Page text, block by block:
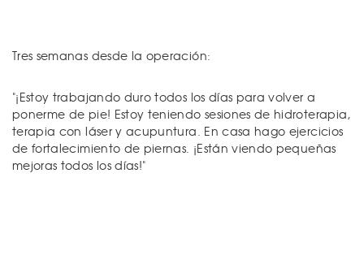
Tres semanas desde la operación:
"¡Estoy trabajando duro todos los días para volver a
ponerme de pie! Estoy teniendo sesiones de hidroterapia,
terapia con láser y acupuntura. En casa hago ejercicios
de fortalecimiento de piernas. ¡Están viendo pequeñas
mejoras todos los días!"